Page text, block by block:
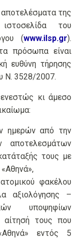
της
του
(www.ilsp.gr).
πρόσωπα είναι
ευθύνη τήρησης
Ν. 3528/2007.
κι άμεσο
ημερών από την
αποτελεσμάτων
τους με
φακέλου
αξιολόγησης –
υποψηφίων
τους που
εντός 5